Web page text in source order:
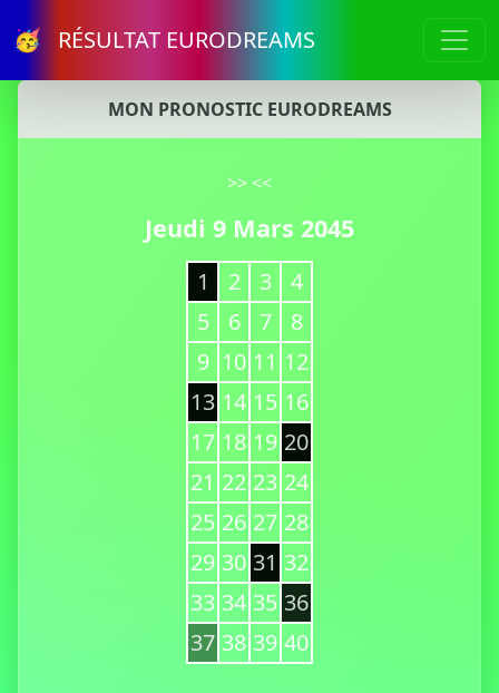
🥳 RÉSULTAT EURODREAMS
MON PRONOSTIC EURODREAMS
>> <<
Jeudi 9 Mars 2045
1 2 3
4
5
6 7
8
9 10 11 12
13 14 15 16
17 18 19 20
21 22 23 24
25 26 27 28
29 30 31 32
33 34 35 36
37 38 39 40